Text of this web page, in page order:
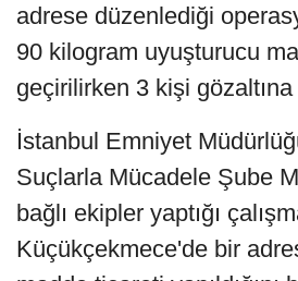
adrese düzenlediği
90 kilogram uyuşturucu
geçirilirken 3 kişi gözaltına
İstanbul Emniyet
Suçlarla Mücadele Şube
bağlı ekipler yaptığı
Küçükçekmece'de bir